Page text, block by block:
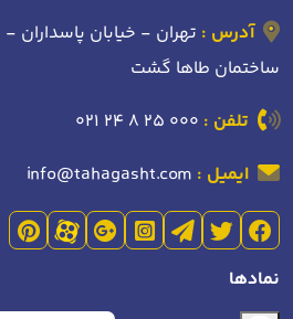
آدرس : تهران - خیابان
ساختمان طاها گشت
تلفن : 021 24 8 25 000
ایمیل : info@tahagasht.com
نمادها